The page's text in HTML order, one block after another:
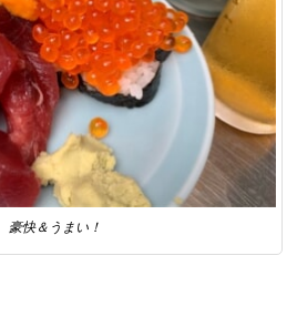
豪快＆うまい！